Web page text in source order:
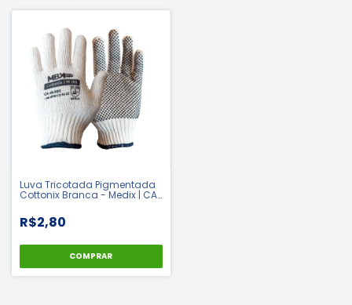
Luva Tricotada Pigmentada
Cottonix Branca - Medix | CA
R$2,80
COMPRAR